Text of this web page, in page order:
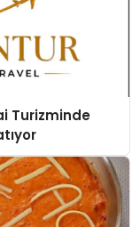
Turizminde